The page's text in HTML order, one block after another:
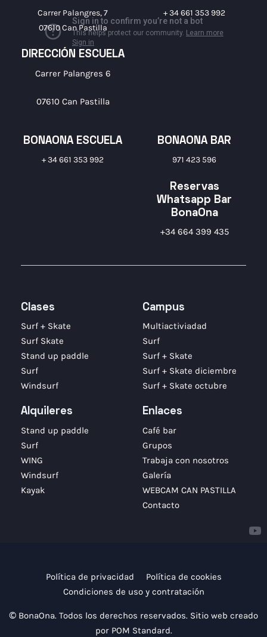
Carrer Palangres, 7
07610 Can Pastilla
DIRECCIÓN ESCUELA
Carrer Palangres 6
07610 Can Pastilla
+ 34 661 353 992
BONAONA ESCUELA
+ 34 661 353 992
BONAONA BAR
971 423 596
Reservas
Whatsapp Bar
BonaOna
+34 664 399 435
Clases
Surf + Skate
Surf Skate
Stand up paddle
Surf
Windsurf
Campus
Multiactiviadad
Surf
Surf + Skate
Surf + Skate diciembre
Surf + Skate octubre
Alquileres
Stand up paddle
Surf
WING
Windsurf
Kayak
Enlaces
Café bar
Grupos
Trabaja con nosotros
Galería
WEBCAM CAN PASTILLA
Contacto
Política de privacidad
Política de cookies
Condiciones de uso y contratación
© BonaOna. Todos los derechos reservados. Sitio web creado
por POM Standard.